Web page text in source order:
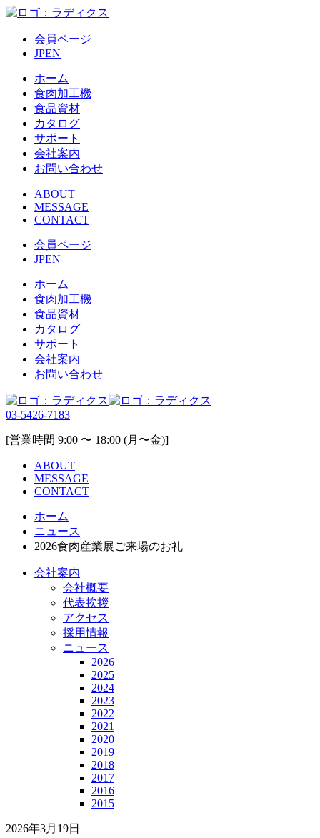
会員ページ
JPEN
ホーム
食肉加工機
食品資材
カタログ
サポート
会社案内
お問い合わせ
ABOUT
MESSAGE
CONTACT
会員ページ
JPEN
ホーム
食肉加工機
食品資材
カタログ
サポート
会社案内
お問い合わせ
03-5426-7183
[営業時間 9:00 〜 18:00 (月〜金)]
ABOUT
MESSAGE
CONTACT
ホーム
ニュース
2026食肉産業展ご来場のお礼
会社案内
会社概要
代表挨拶
アクセス
採用情報
ニュース
2026
2025
2024
2023
2022
2021
2020
2019
2018
2017
2016
2015
2026年3月19日